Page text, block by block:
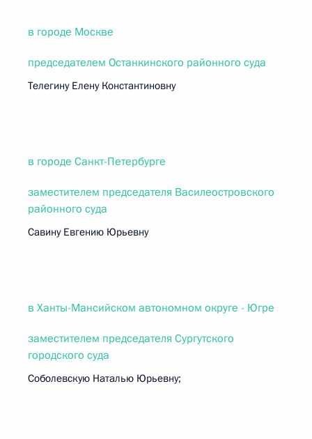
в городе Москве
председателем Останкинского районного суда
Телегину Елену Константиновну
в городе Санкт-Петербурге
заместителем председателя Василеостровского
районного суда
Савину Евгению Юрьевну
в Ханты-Мансийском автономном округе - Югре
заместителем председателя Сургутского
городского суда
Соболевскую Наталью Юрьевну;